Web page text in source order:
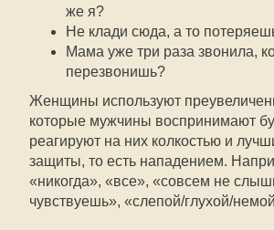
же я?
Не клади сюда, а то
Мама уже три раза звонила,
перезвонишь?
Женщины используют
которые мужчины воспринимают
реагируют на них колкостью и
защиты, то есть нападением.
«никогда», «все», «совсем не
чувствуешь», «слепой/глухой/